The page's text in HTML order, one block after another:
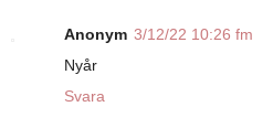
Anonym 3/12/22 10:26 fm
Nyår
Svara